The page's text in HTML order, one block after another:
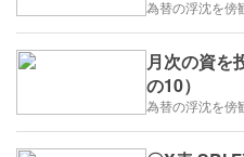
月次の資を
の10）